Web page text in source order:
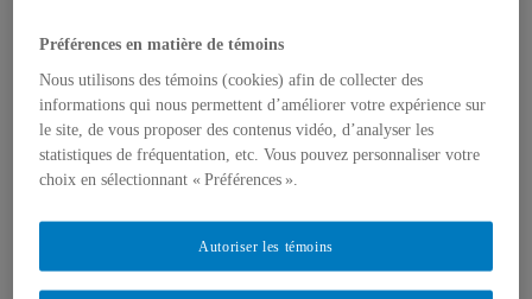
Recherche création
Unités de recherche
Groupes de recherche
Ateliers ouverts
Ateliers/Laboratoires
Espaces étudiants
Informatique
Audio/vidéo
Art d’impression
Photographie
Prêt et location
Préférences en matière de témoins
Nous utilisons des témoins (cookies) afin de collecter des
informations qui nous permettent d’améliorer votre expérience sur
le site, de vous proposer des contenus vidéo, d’analyser les
statistiques de fréquentation, etc. Vous pouvez personnaliser votre
choix en sélectionnant « Préférences ».
Autoriser les témoins